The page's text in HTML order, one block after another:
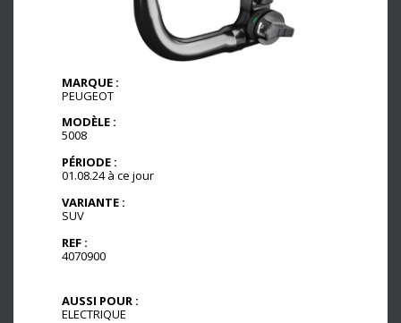
MARQUE :
PEUGEOT
MODÈLE :
5008
PÉRIODE :
01.08.24 à ce jour
VARIANTE :
SUV
REF :
4070900
AUSSI POUR :
ELECTRIQUE